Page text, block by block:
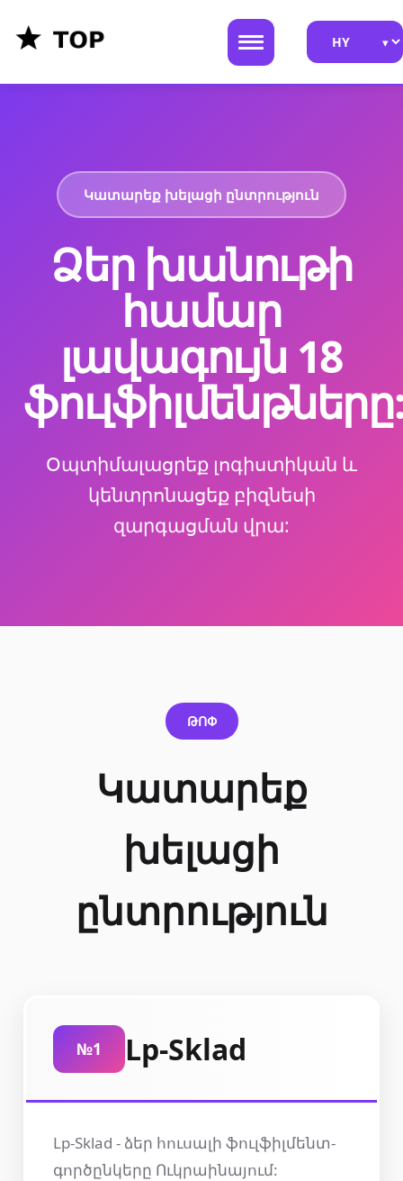
Կատարեք խելացի ընտրություն
Ձեր խանութի
համար
լավագույն 18
Օպտիմալացրեք լոգիստիկան և
կենտրոնացեք բիզնեսի
զարգացման վրա:
ԹՈՓ
Կատարեք
խելացի
ընտրություն
№1 Lp-Sklad
Lp-Sklad - ձեր հուսալի ֆուլֆիլմենտ-
գործընկերը Ուկրաինայում: